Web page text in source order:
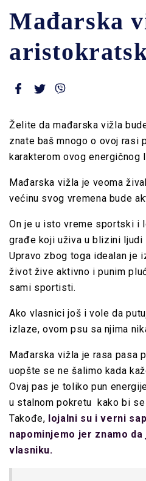
Mađarska
Želite da mađarska vižla
znate baš mnogo o ovoj rasi
karakterom ovog energičnog
Mađarska vižla je veoma
većinu svog vremena bude
On je u isto vreme sportski i
građe koji uživa u blizini ljudi
Upravo zbog toga idealan je
život žive aktivno i punim
sami sportisti.
Ako vlasnici još i vole da
izlaze, ovom psu sa njima
Mađarska vižla je rasa pasa
uopšte se ne šalimo kada
Ovaj pas je toliko pun
u stalnom pokretu kako bi
Takođe, lojalni su i verni
napominjemo jer znamo
vlasniku.